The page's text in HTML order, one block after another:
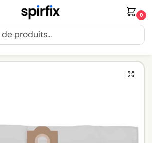
0
Point Relais offerte dès 30€ d’achat.